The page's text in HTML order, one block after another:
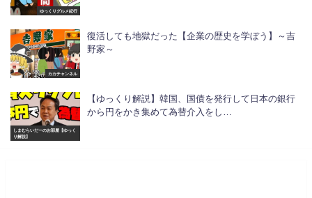
ゆっくりグルメ紀行
カカチャンネル
復活しても地獄だった【企業の歴史を学ぼう】～吉
野家～
しまむらいだーのお部屋【ゆっく
り解説】
【ゆっくり解説】韓国、国債を発行して日本の銀行
から円をかき集めて為替介入をし…